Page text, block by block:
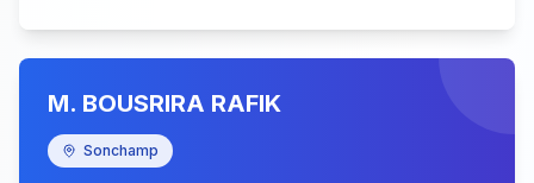
M. BOUSRIRA RAFIK
Sonchamp